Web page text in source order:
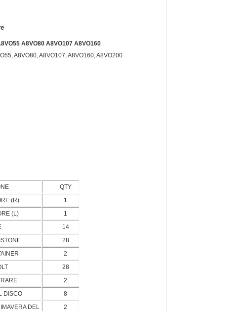
A8VO80 A8VO107 A8VO160
A8VO80, A8VO107, A8VO160, A8VO200
QTY
(R)
1
(L)
1
14
28
2
28
2
DISCO
8
DEL
2